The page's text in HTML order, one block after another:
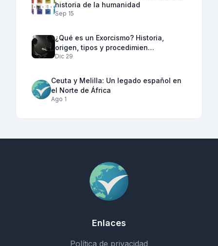
historia de la humanidad
Sep 15
¿Qué es un Exorcismo? Historia,
origen, tipos y procedimien…
Dic 29
Ceuta y Melilla: Un legado español en
el Norte de África
Ago 1
Enlaces
Política de privacidad